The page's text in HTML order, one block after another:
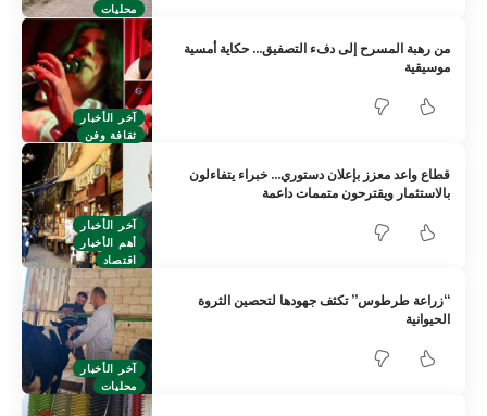
محليات
آخر الأخبار
ثقافة وفن
من رهبة المسرح إلى دفء التصفيق… حكاية أمسية
موسيقية
آخر الأخبار
أهم الأخبار
اقتصاد
قطاع واعد معزز بإعلان دستوري… خبراء يتفاءلون
بالاستثمار ويقترحون متممات داعمة
آخر الأخبار
محليات
“زراعة طرطوس” تكثف جهودها لتحصين الثروة
الحيوانية